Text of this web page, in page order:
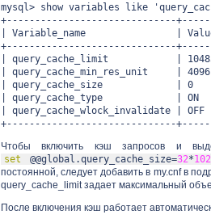
mysql> show variables like
+------------------------------
| Variable_name |
+------------------------------
| query_cache_limit |
| query_cache_min_res_unit |
| query_cache_size |
| query_cache_type |
| query_cache_wlock_invalidate |
+------------------------------
Чтобы включить кэш запросов и
set @@global.query_cache_size=32*
постоянной, следует добавить в my.cnf в
query_cache_limit задает максимальный
После включения кэш работает